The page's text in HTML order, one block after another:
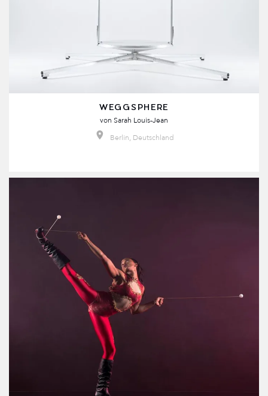
WEGGSPHERE
von Sarah Louis-Jean
Berlin, Deutschland